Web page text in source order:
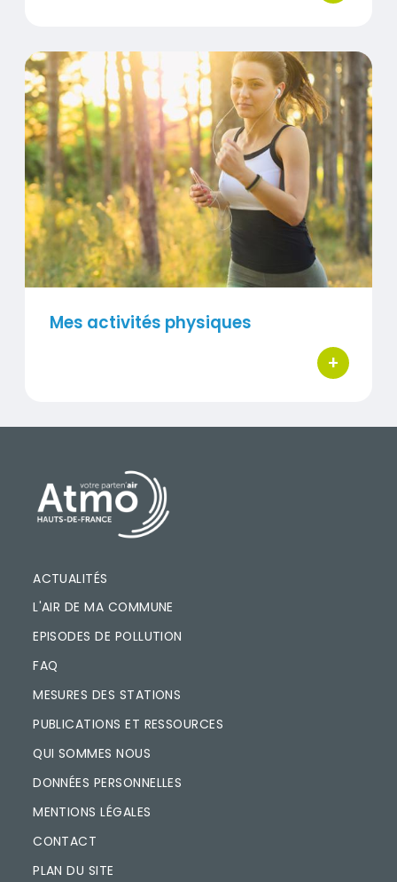
Mes activités physiques
Visuel
Mes activités physiques
+
bouton
PIED DE PAGE
ACTUALITÉS
L'AIR DE MA COMMUNE
EPISODES DE POLLUTION
FAQ
MESURES DES STATIONS
PUBLICATIONS ET RESSOURCES
QUI SOMMES NOUS
DONNÉES PERSONNELLES
MENTIONS LÉGALES
CONTACT
PLAN DU SITE